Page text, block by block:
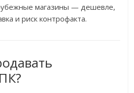
магазины — дешевле,
и риск контрофакта.